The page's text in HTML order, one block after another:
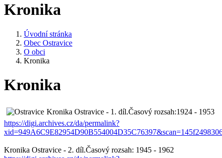
Kronika
Úvodní stránka
Obec Ostravice
O obci
Kronika
Kronika
Kronika Ostravice - 1. díl.Časový rozsah:1924 - 1953
https://digi.archives.cz/da/permalink?
Kronika Ostravice - 2. díl.Časový rozsah: 1945 - 1962